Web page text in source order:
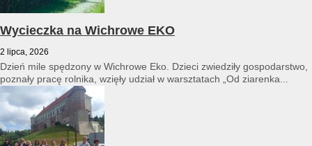
Wycieczka na Wichrowe EKO
2 lipca, 2026
Dzień mile spędzony w Wichrowe Eko. Dzieci zwiedziły gospodarstwo,
poznały pracę rolnika, wzięły udział w warsztatach „Od ziarenka...